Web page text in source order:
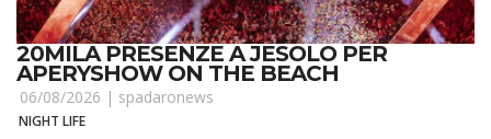
20MILA PRESENZE A JESOLO PER
APERYSHOW ON THE BEACH
06/08/2026 | spadaronews
NIGHT LIFE